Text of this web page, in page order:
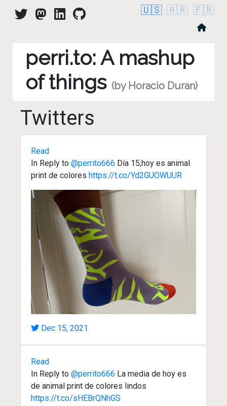
🇺🇸 🇦🇷 🇫🇷
perri.to: A mashup
of things (by Horacio Duran)
Twitters
Read
In Reply to @perrito666 Día 15,hoy es animal
print de colores https://t.co/Yd2GUOWUUR
Dec 15, 2021
Read
In Reply to @perrito666 La media de hoy es
de animal print de colores lindos
https://t.co/sHEBrQNhGS